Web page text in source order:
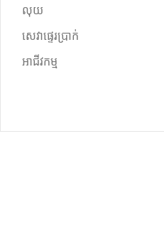
លុយ
សេវាផ្ទេរប្រាក់
អាជីវកម្ម